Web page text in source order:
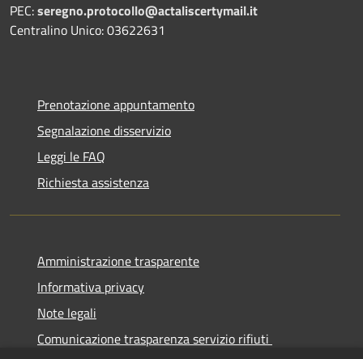
PEC:seregno.protocollo@actaliscertymail.it
Centralino Unico: 03622631
Prenotazione appuntamento
Segnalazione disservizio
Leggi le FAQ
Richiesta assistenza
Amministrazione trasparente
Informativa privacy
Note legali
Comunicazione trasparenza servizio rifiuti